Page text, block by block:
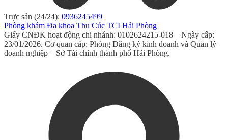
Trực sản (24/24): 0936245499
Phòng khám Đa khoa Thu Cúc TCI Hải Phòng
Giấy CNĐK hoạt động chi nhánh: 0102624215-018 – Ngày cấp:
23/01/2026. Cơ quan cấp: Phòng Đăng ký kinh doanh và Quản lý
doanh nghiệp – Sở Tài chính thành phố Hải Phòng.